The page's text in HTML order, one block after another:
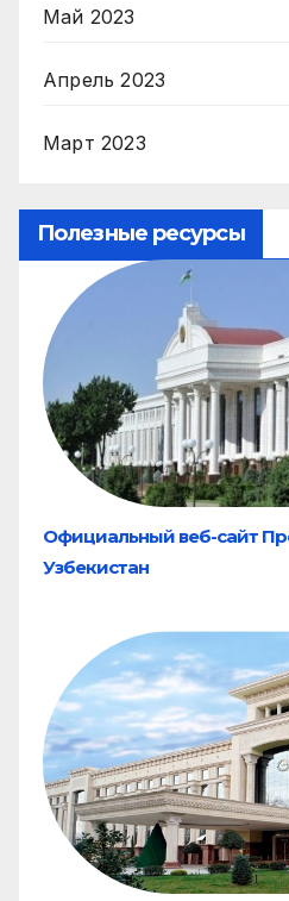
Май 2023
Апрель 2023
Март 2023
Полезные ресурсы
Официальный веб-сайт
Узбекистан